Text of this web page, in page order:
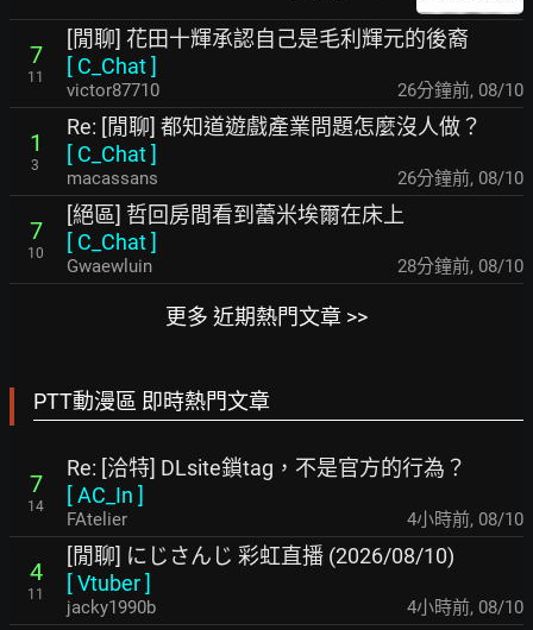
7
11
[閒聊] 花田十輝承認自己是毛利輝元的後裔
[ C_Chat]
victor87710 26分鐘前, 08/10
1
3
Re: [閒聊] 都知道遊戲產業問題怎麼沒人做？
[ C_Chat]
macassans 26分鐘前, 08/10
7
10
[絕區] 哲回房間看到蕾米埃爾在床上
[ C_Chat]
Gwaewluin 28分鐘前, 08/10
更多 近期熱門文章 >>
PTT動漫區 即時熱門文章
7
14
Re: [洽特] DLsite鎖tag，不是官方的行為？
[AC_In ]
FAtelier 4小時前, 08/10
4
11
[閒聊] にじさんじ 彩虹直播 (2026/08/10)
[Vtuber]
jacky1990b 4小時前, 08/10